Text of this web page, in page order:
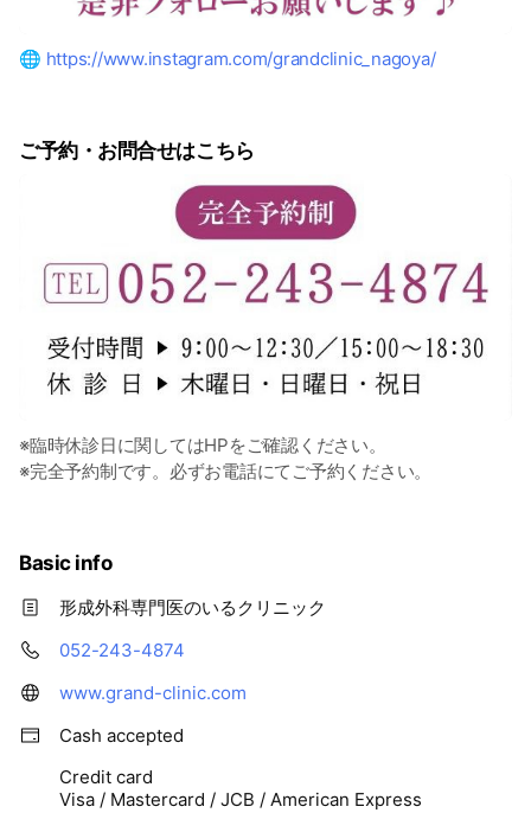
🌐 https://www.instagram.com/grandclinic_nagoya/
ご予約・お問合せはこちら
※臨時休診日に関してはHPをご確認ください。
※完全予約制です。必ずお電話にてご予約ください。
Basic info
形成外科専門医のいるクリニック
052-243-4874
www.grand-clinic.com
Cash accepted
Credit card
Visa / Mastercard / JCB / American Express